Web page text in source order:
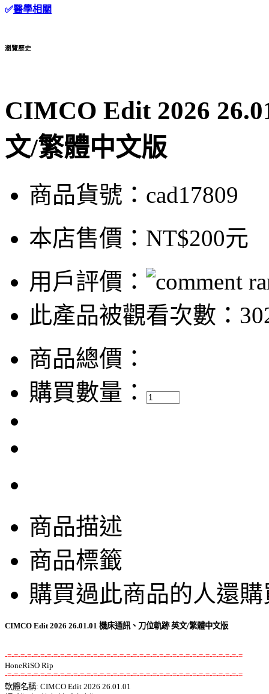
✅醫學相關
瀏覽歷史
CIMCO Edit 2026
文/繁體中文版
商品貨號：cad17809
本店售價： NT$200元
用戶評價：
此產品被觀看次數：
商品總價：
購買數量：
商品描述
商品標籤
購買過此商品的人還
CIMCO Edit 2026 26.01.01 機床通訊、刀位軌跡 英文/繁體中文版
-=-=-=-=-=-=-=-=-=-=-=-=-=-=-=-=-=-=-=-=-=-=-=-=-=-=-=-=-=-=-=-=-=-=-=-=
-=-=-=-=-=-=-=-=-=-=-=-=-=-=-=-=-=-=-=-=-=-=-=-=-=-=-=-=-=-=-=-=-=-=-=-=
軟體名稱: CIMCO Edit 2026 26.01.01